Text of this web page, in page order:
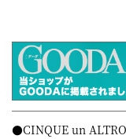
●CINQUE un